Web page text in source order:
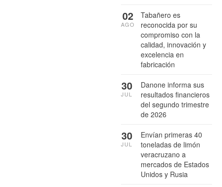
Tabañero es
reconocida por su
compromiso con la
calidad, innovación y
excelencia en
fabricación
02
AGO
Danone informa sus
resultados financieros
del segundo trimestre
de 2026
30
JUL
Envían primeras 40
toneladas de limón
veracruzano a
mercados de Estados
Unidos y Rusia
30
JUL